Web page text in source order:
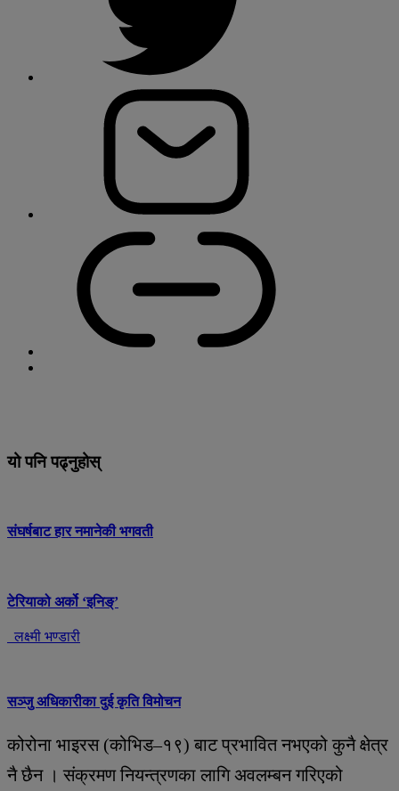
यो पनि पढ्नुहोस्
संघर्षबाट हार नमानेकी भगवती
टेरियाको अर्को ‘इनिङ्’
लक्ष्मी भण्डारी
सञ्जु अधिकारीका दुई कृति विमोचन
कोरोना भाइरस (कोभिड–१९) बाट प्रभावित नभएको कुनै क्षेत्र
नै छैन । संक्रमण नियन्त्रणका लागि अवलम्बन गरिएको